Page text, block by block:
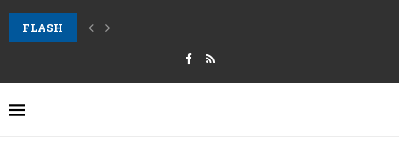
FLASH
Comment créer un faire-part de mariage unique et personnalisé ?